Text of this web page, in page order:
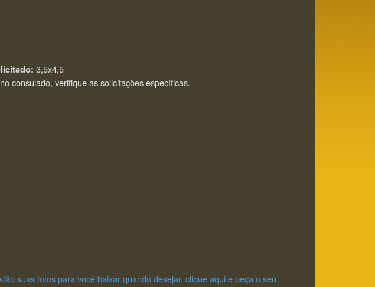
3,5x4,5
consulado, verifique as solicitações específicas.
suas fotos para você baixar quando desejar, clique aqui e peça o seu.